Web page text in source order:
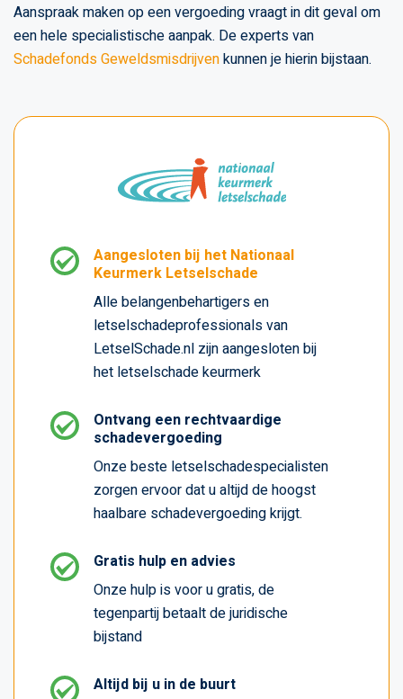
Aanspraak maken op een vergoeding vraagt in dit geval om
een hele specialistische aanpak. De experts van
Schadefonds Geweldsmisdrijvenkunnen je hierin bijstaan.
Aangesloten bij het Nationaal
Keurmerk Letselschade
Alle belangenbehartigers en
letselschadeprofessionals van
LetselSchade.nl zijn aangesloten bij
het letselschade keurmerk
Ontvang een rechtvaardige
schadevergoeding
Onze beste letselschadespecialisten
zorgen ervoor dat u altijd de hoogst
haalbare schadevergoeding krijgt.
Gratis hulp en advies
Onze hulp is voor u gratis, de
tegenpartij betaalt de juridische
bijstand
Altijd bij u in de buurt